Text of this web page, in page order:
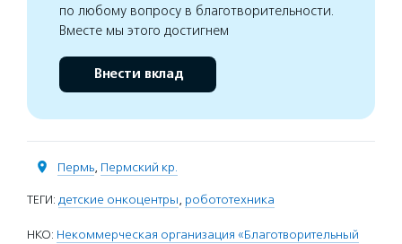
по любому вопросу в благотворительности.
Вместе мы этого достигнем
Внести вклад
Пермь, Пермский кр.
ТЕГИ: детские онкоцентры, робототехника
НКО: Некоммерческая организация «Благотворительный